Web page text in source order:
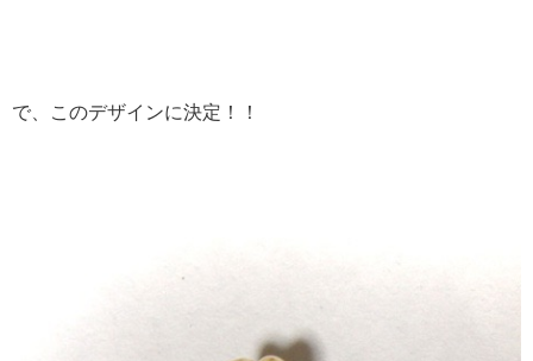
で、このデザインに決定！！